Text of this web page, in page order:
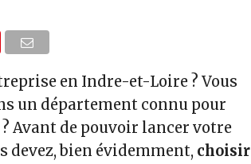
en Indre-et-Loire ? Vous
un département connu pour
Avant de pouvoir lancer votre
devez, bien évidemment, choisir